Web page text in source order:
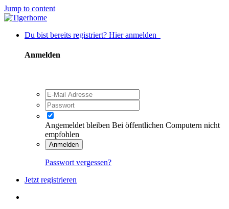
Jump to content
Du bist bereits registriert? Hier anmelden
Anmelden
Angemeldet bleiben Bei öffentlichen Computern nicht
empfohlen
Anmelden
Passwort vergessen?
Jetzt registrieren